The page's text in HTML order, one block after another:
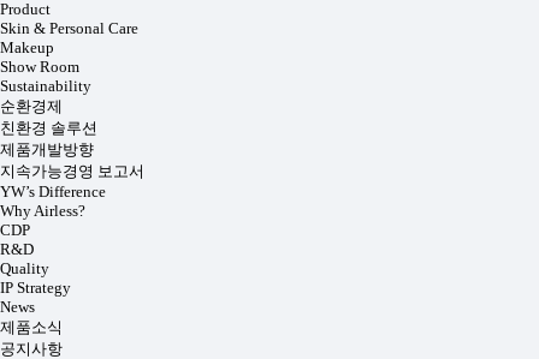
Product
Skin & Personal Care
Makeup
Show Room
Sustainability
순환경제
친환경 솔루션
제품개발방향
지속가능경영 보고서
YW’s Difference
Why Airless?
CDP
R&D
Quality
IP Strategy
News
제품소식
공지사항